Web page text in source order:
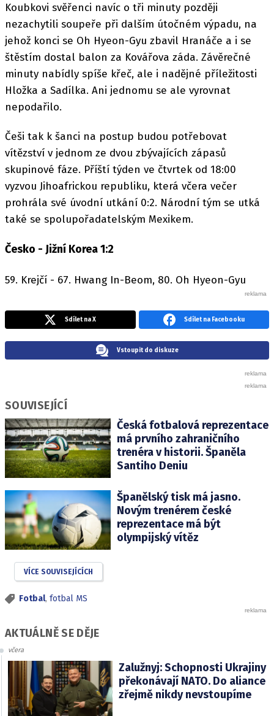
Koubkovi svěřenci navíc o tři minuty později
nezachytili soupeře při dalším útočném výpadu, na
jehož konci se Oh Hyeon-Gyu zbavil Hranáče a i se
štěstím dostal balon za Kovářova záda. Závěrečné
minuty nabídly spíše křeč, ale i nadějné příležitosti
Hložka a Sadílka. Ani jednomu se ale vyrovnat
nepodařilo.
Češi tak k šanci na postup budou potřebovat
vítězství v jednom ze dvou zbývajících zápasů
skupinové fáze. Příští týden ve čtvrtek od 18:00
vyzvou Jihoafrickou republiku, která včera večer
prohrála své úvodní utkání 0:2. Národní tým se utká
také se spolupořadatelským Mexikem.
Česko - Jižní Korea 1:2
59. Krejčí - 67. Hwang In-Beom, 80. Oh Hyeon-Gyu
Sdílet na X Sdílet na Facebooku
Vstoupit do diskuze
SOUVISEJÍCÍ
Česká fotbalová reprezentace
má prvního zahraničního
trenéra v historii. Španěla
Santiho Deniu
Španělský tisk má jasno.
Novým trenérem české
reprezentace má být
olympijský vítěz
VÍCE SOUVISEJÍCÍCH
Fotbal, fotbal MS
AKTUÁLNĚ SE DĚJE
včera
Zalužnyj: Schopnosti Ukrajiny
překonávají NATO. Do aliance
zřejmě nikdy nevstoupíme